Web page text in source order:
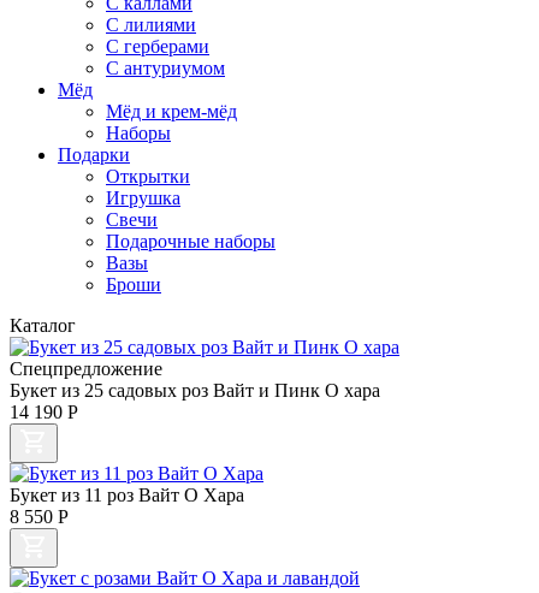
C лилиями
С герберами
С антуриумом
Мёд
Мёд и крем-мёд
Наборы
Подарки
Открытки
Игрушка
Свечи
Подарочные наборы
Вазы
Броши
Каталог
Спецпредложение
Букет из 25 садовых роз Вайт и Пинк О хара
14 190 Р
Букет из 11 роз Вайт О Хара
8 550 Р